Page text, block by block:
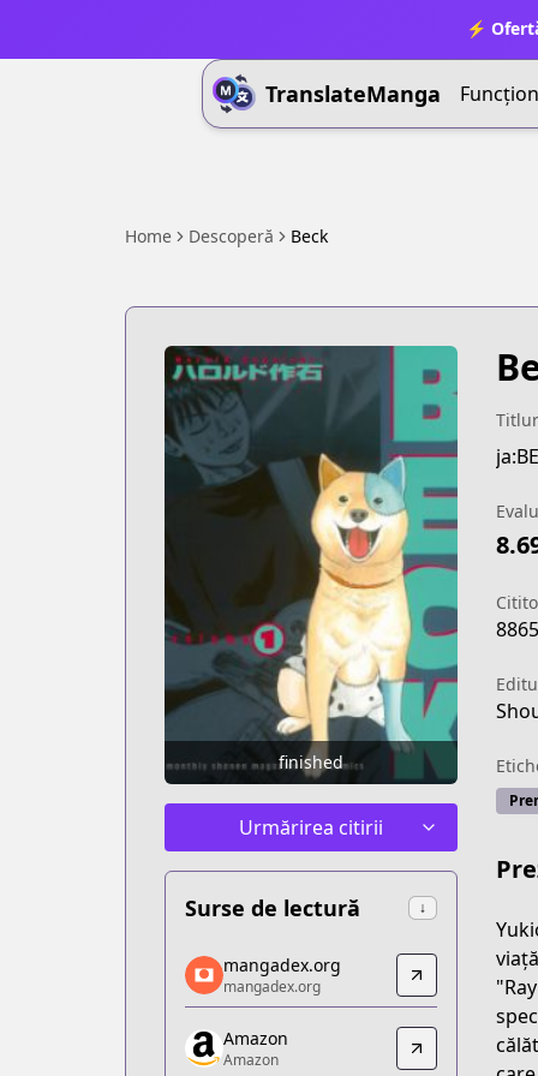
⚡
TranslateManga
Home Descoperă Beck
finished
Urmărirea citirii
Surse de lectură ↓
mangadex.org
mangadex.org
https://mangadex.org/title/4cf9b503-
Amazon
mangadex.org
mangadex.org
Amazon
Amazon